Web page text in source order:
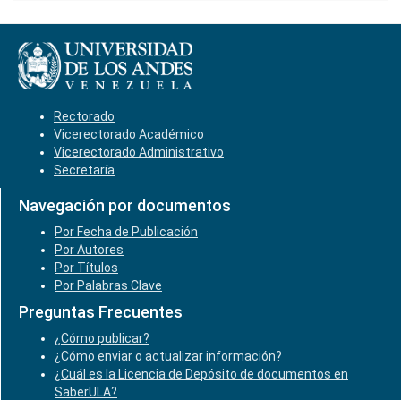
Rectorado
Vicerectorado Académico
Vicerectorado Administrativo
Secretaría
Navegación por documentos
Por Fecha de Publicación
Por Autores
Por Títulos
Por Palabras Clave
Preguntas Frecuentes
¿Cómo publicar?
¿Cómo enviar o actualizar información?
¿Cuál es la Licencia de Depósito de documentos en
SaberULA?